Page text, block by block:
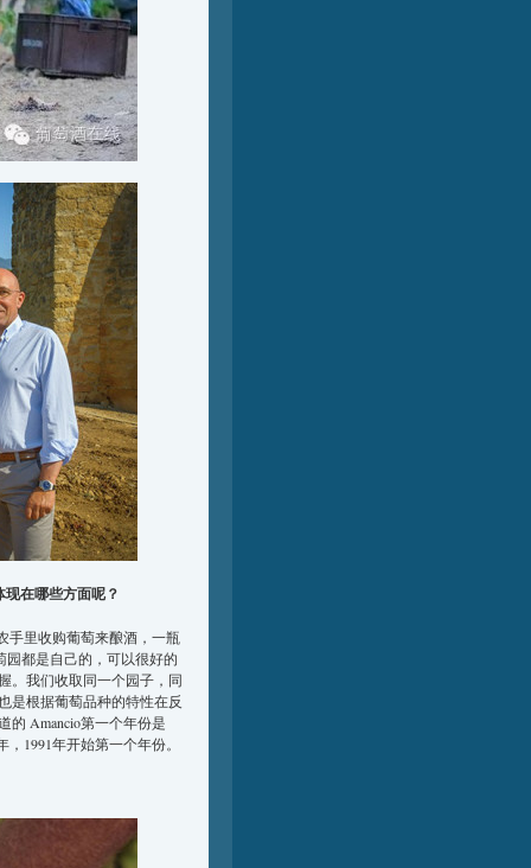
在哪些方面呢？
手里收购葡萄来酿酒，一瓶
都是自己的，可以很好的
。我们收取同一个园子，同
是根据葡萄品种的特性在反
的 Amancio第一个年份是
，1991年开始第一个年份。